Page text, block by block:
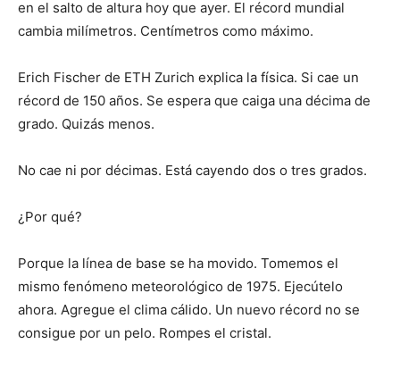
en el salto de altura hoy que ayer. El récord mundial
cambia milímetros. Centímetros como máximo.
Erich Fischer de ETH Zurich explica la física. Si cae un
récord de 150 años. Se espera que caiga una décima de
grado. Quizás menos.
No cae ni por décimas. Está cayendo dos o tres grados.
¿Por qué?
Porque la línea de base se ha movido. Tomemos el
mismo fenómeno meteorológico de 1975. Ejecútelo
ahora. Agregue el clima cálido. Un nuevo récord no se
consigue por un pelo. Rompes el cristal.